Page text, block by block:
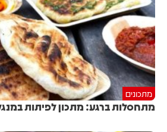
מתכונים
מתחסלות ברגע: מתכון לפיתות